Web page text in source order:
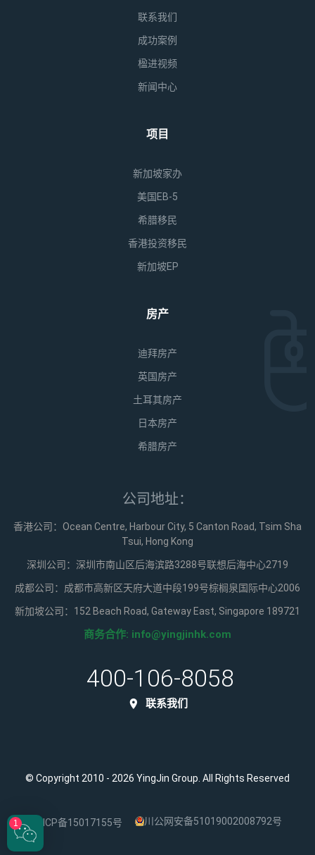
联系我们
成功案例
楹进视频
新闻中心
项目
新加坡家办
美国EB-5
希腊移民
香港投资移民
新加坡EP
房产
迪拜房产
英国房产
土耳其房产
日本房产
希腊房产
公司地址：
香港公司：Ocean Centre, Harbour City, 5 Canton Road, Tsim Sha
Tsui, Hong Kong
深圳公司：深圳市南山区后海滨路3288号联想后海中心2719
成都公司：成都市高新区天府大道中段199号棕榈泉国际中心2006
新加坡公司：152 Beach Road, Gateway East, Singapore 189721
商务合作: info@yingjinhk.com
400-106-8058
联系我们
© Copyright 2010 - 2026 YingJin Group. All Rights Reserved
蜀ICP备15017155号 川公网安备51019002008792号
1